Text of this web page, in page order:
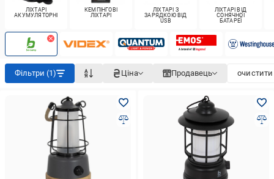
ЛІХТАРІ
АКУМУЛЯТОРНІ
КЕМПІНГОВІ
ЛІХТАРІ
ЛІХТАРІ З
ЗАРЯДКОЮ ВІД
USB
ЛІХТАРІ ВІД
СОНЯЧНОЇ
БАТАРЕЇ
Фільтри (1) Ціна Продавець очистити